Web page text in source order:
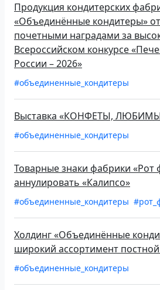
Продукция кондитерских
«Объединённые кондитеры»
почетными наградами за
Всероссийском конкурсе
России – 2026»
#объединенные_кондитеры
Выставка «КОНФЕТЫ,
#объединенные_кондитеры
Товарные знаки фабрики «Рот
аннулировать «Калипсо»
#объединенные_кондитеры
Холдинг «Объединённые
широкий ассортимент
#объединенные_кондитеры